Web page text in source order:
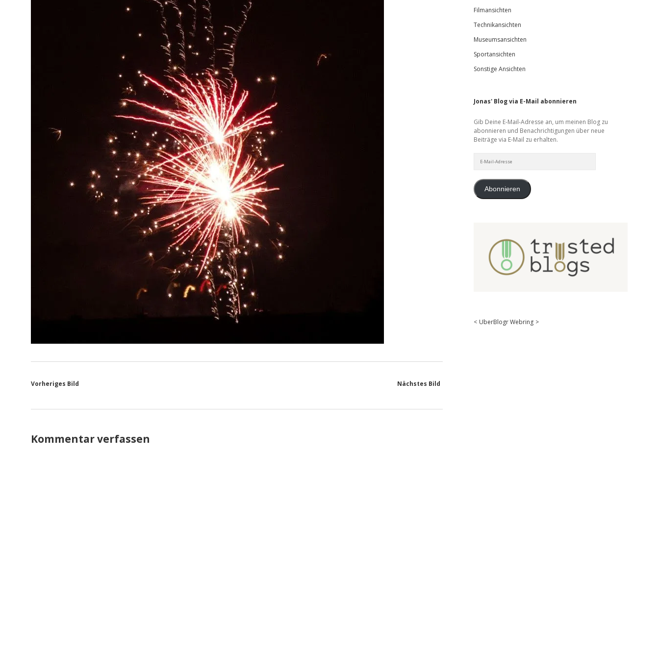
Vorheriges Bild Nächstes Bild
Kommentar verfassen
Filmansichten
Technikansichten
Museumsansichten
Sportansichten
Sonstige Ansichten
Jonas' Blog via E-Mail abonnieren
Gib Deine E-Mail-Adresse an, um meinen Blog zu
abonnieren und Benachrichtigungen über neue
Beiträge via E-Mail zu erhalten.
Mail-
Abonnieren
< UberBlogr Webring >